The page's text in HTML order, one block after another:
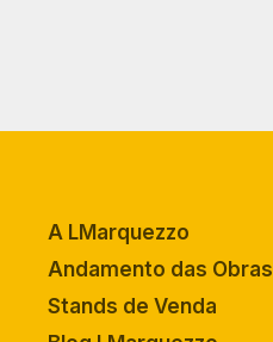
A LMarquezzo
Andamento das Obras
Stands de Venda